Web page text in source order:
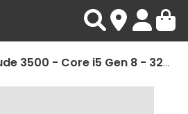
DELL Latitude 3500 - Core i5 Gen 8 - 32Go RAM - 2To SSD - Linux · Reconditionné